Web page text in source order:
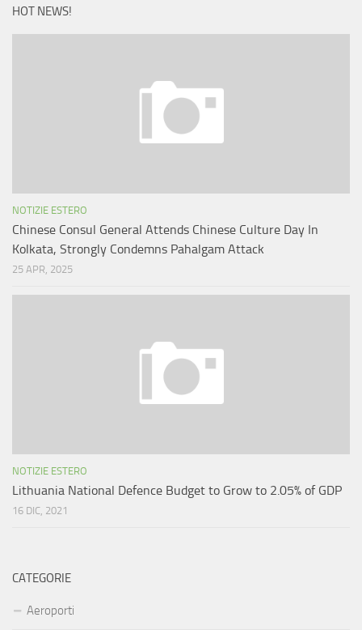
HOT NEWS!
NOTIZIE ESTERO
Chinese Consul General Attends Chinese Culture Day In
Kolkata, Strongly Condemns Pahalgam Attack
25 APR, 2025
NOTIZIE ESTERO
Lithuania National Defence Budget to Grow to 2.05% of GDP
16 DIC, 2021
CATEGORIE
Aeroporti